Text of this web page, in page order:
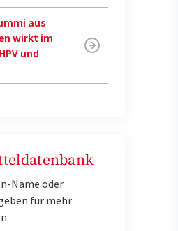
aus
wirkt im
und
Name oder
für mehr